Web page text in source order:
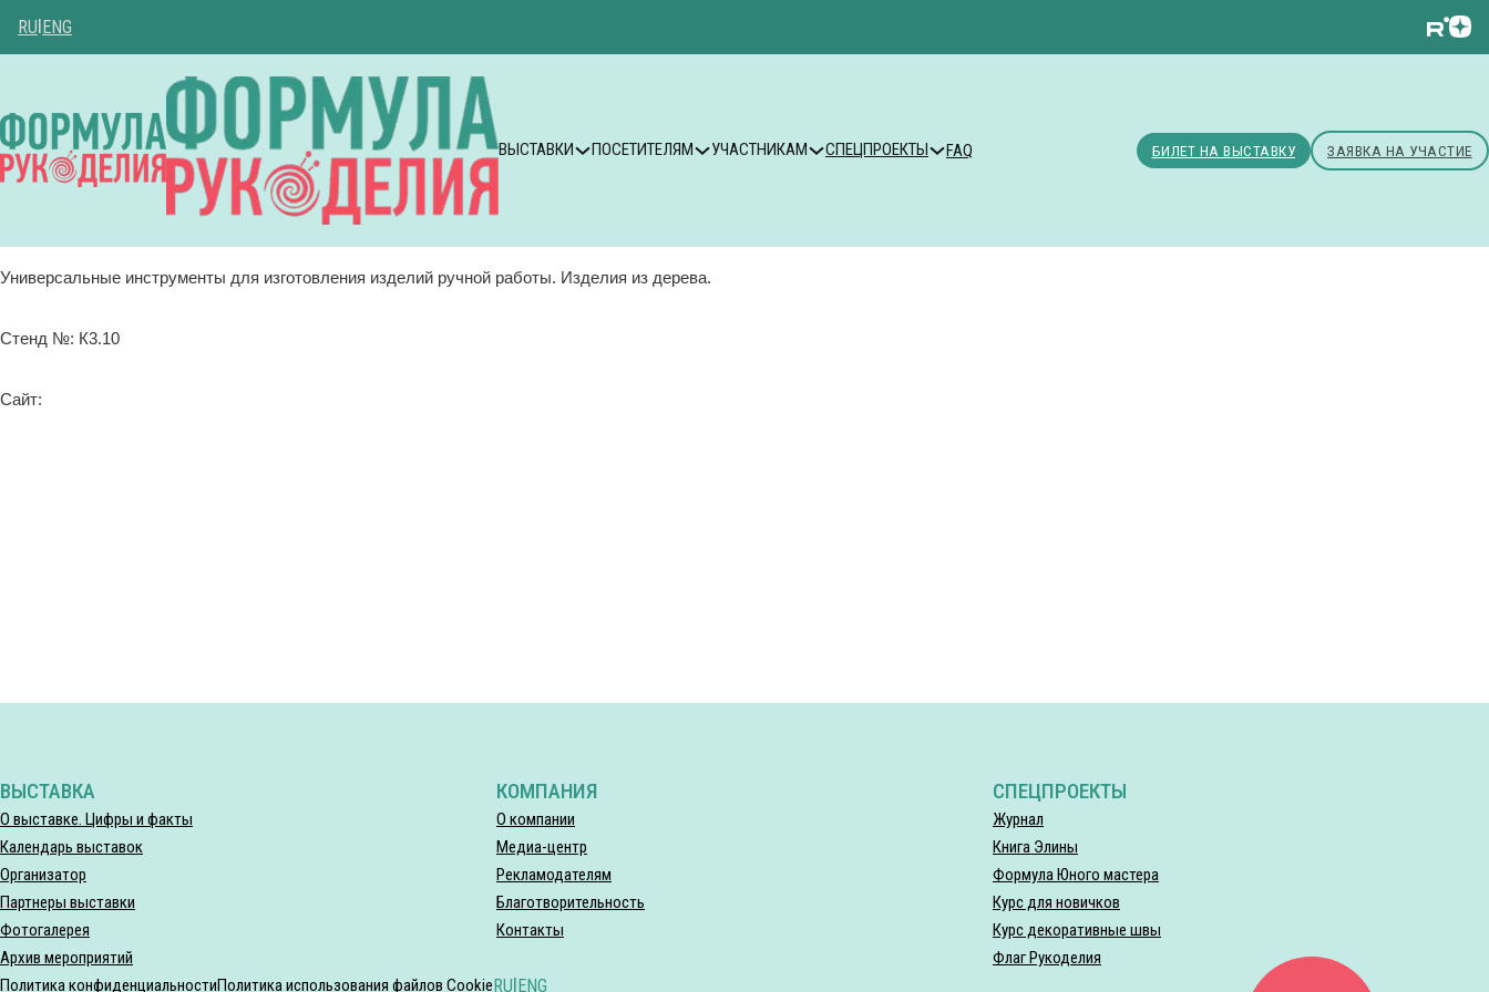
RU|ENG
ВЫСТАВКИ ПОСЕТИТЕЛЯМ УЧАСТНИКАМ СПЕЦПРОЕКТЫ FAQ БИЛЕТ НА ВЫСТАВКУ ЗАЯВКА НА УЧАСТИЕ
Универсальные инструменты для изготовления изделий ручной работы. Изделия из дерева.
Стенд №: К3.10
Сайт:
ВЫСТАВКА
О выставке. Цифры и факты
Календарь выставок
Организатор
Партнеры выставки
Фотогалерея
Архив мероприятий
КОМПАНИЯ
О компании
Медиа-центр
Рекламодателям
Благотворительность
Контакты
СПЕЦПРОЕКТЫ
Журнал
Книга Элины
Формула Юного мастера
Курс для новичков
Курс декоративные швы
Флаг Рукоделия
Политика конфиденциальностиПолитика использования файлов CookieRU|ENG